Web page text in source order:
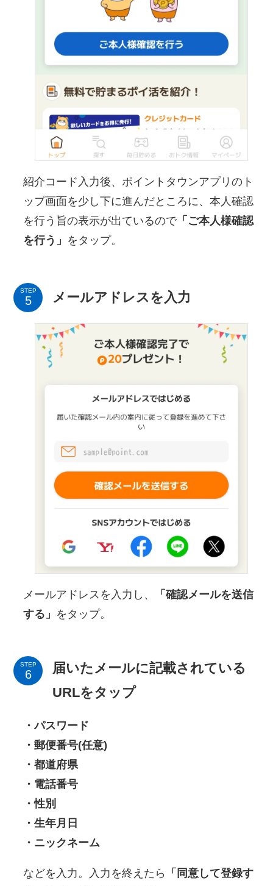
紹介コード入力後、ポイントタウンアプリのト
ップ画面を少し下に進んだところに、本人確認
を行う旨の表示が出ているので「ご本人様確認
を行う」 をタップ。
STEP メールアドレスを入力
メールアドレスを入力し、
「確認メールを送信
する」 をタップ。
STEP
届いたメールに記載されている
URLをタップ
・パスワード
・郵便番号(任意)
・都道府県
・電話番号
・性別
・生年月日
・ニックネーム
などを入力。入力を終えたら
「同意して登録す